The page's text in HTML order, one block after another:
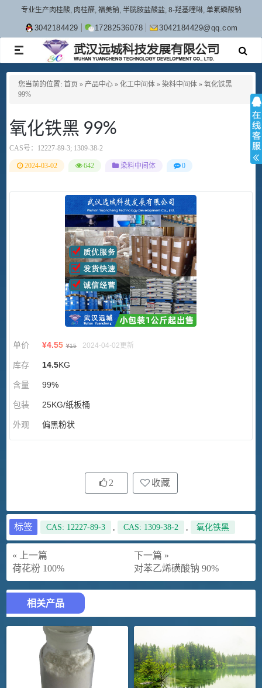
专业生产肉桂酸, 肉桂醛, 福美钠, 半胱胺盐酸盐, 8-羟基喹啉, 单氟磷酸钠
3042184429 17282536078 3042184429@qq.com
TOGGLE
NAVIGATION
您当前的位置: 首页 » 产品中心 » 化工中间体 » 染料中间体 » 氧化铁黑
99%
氧化铁黑 99%
CAS号： 12227-89-3; 1309-38-2
2024-03-02 642 染料中间体 0
单价 ¥4.55 ¥15 2024-04-02更新
库存 14.5KG
含量 99%
包装 25KG/纸板桶
外观 偏黑粉状
2 收藏
标签 CAS: 12227-89-3 , CAS: 1309-38-2 , 氧化铁黑
« 上一篇
荷花粉 100%
下一篇 »
对苯乙烯磺酸钠 90%
相关产品